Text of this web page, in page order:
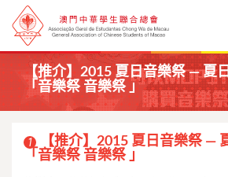
【推介】2015 夏日音樂祭 — 夏
「音樂祭 音樂祭 」
1
【推介】2015 夏日音樂祭 —
「音樂祭 音樂祭 」